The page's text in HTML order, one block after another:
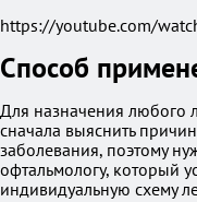
https://youtube.com/
Способ
Для назначения любого
сначала выяснить
заболевания, поэтому
офтальмологу, который
индивидуальную схему